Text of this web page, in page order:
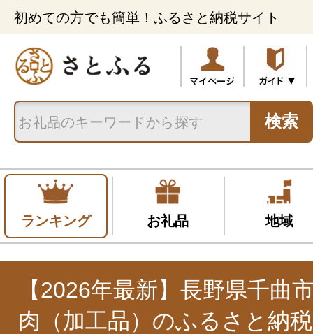
初めての方でも簡単！ふるさと納税サイト
検索
ランキング お礼品 地域
【2026年最新】長野県千曲
肉（加工品）のふるさと納